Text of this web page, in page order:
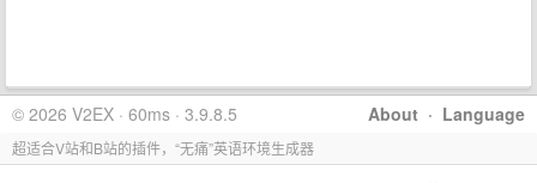
About · Language
© 2026 V2EX · 60ms · 3.9.8.5
超适合V站和B站的插件，“无痛”英语环境生成器